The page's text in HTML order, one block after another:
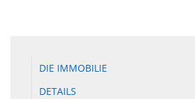
DIE IMMOBILIE
DETAILS